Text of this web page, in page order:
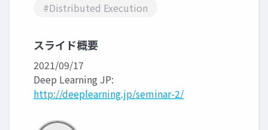
#Distributed Execution
スライド概要
2021/09/17
Deep Learning JP:
http://deeplearning.jp/seminar-2/